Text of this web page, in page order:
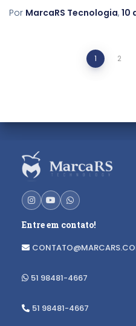
Por MarcaRS Tecnologia, 10
1 2
Entre em contato!
51 98481-4667
51 98481-4667